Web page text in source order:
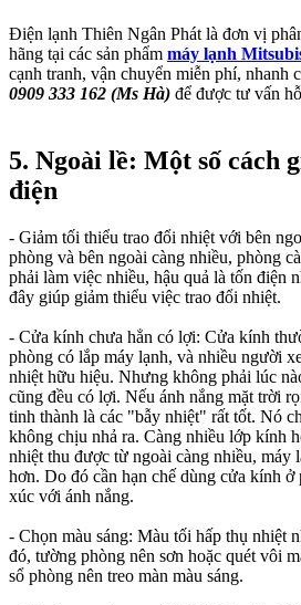
Điện lạnh Thiên Ngân Phát là đơn vị
hãng tại các sản phẩm máy lạnh
cạnh tranh, vận chuyển miễn phí, nhanh
0909 333 162 (Ms Hà) để được tư vấn
5. Ngoài lề: Một số cách
điện
- Giảm tối thiểu trao đổi nhiệt với bên
phòng và bên ngoài càng nhiều, phòng
phải làm việc nhiều, hậu quả là tốn điện
đây giúp giảm thiểu việc trao đổi nhiệt.
- Cửa kính chưa hẳn có lợi: Cửa kính
phòng có lắp máy lạnh, và nhiều người
nhiệt hữu hiệu. Nhưng không phải lúc
cũng đều có lợi. Nếu ánh nắng mặt trời
tinh thành là các "bẫy nhiệt" rất tốt. Nó
không chịu nhả ra. Càng nhiều lớp kính
nhiệt thu được từ ngoài càng nhiều, máy
hơn. Do đó cần hạn chế dùng cửa kính ở
xúc với ánh nắng.
- Chọn màu sáng: Màu tối hấp thụ nhiệt
đó, tường phòng nên sơn hoặc quét vôi
sổ phòng nên treo màn màu sáng.